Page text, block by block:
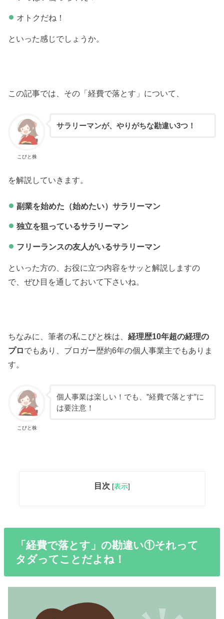
オトクだね！
といった感じでしょうか。
この記事では、その「経費で落とす」について、
こびと株
サラリーマンが、やりがちな勘違い3つ！
を解説していきます。
副業を始めた（始めたい）サラリーマン
独立を狙っているサラリーマン
フリーランスの友人がいるサラリーマン
といった方の、お役に立つ内容をサッと解説しますの
で、ぜひ目を通しておいて下さいね。
ちなみに、筆者の私こびと株は、経理歴10年超の経理の
プロでもあり、ブロガー歴約6年の個人事業主でもありま
す。
こびと株
個人事業は楽しい！でも、”経費で落とす”に
は要注意！
目次 [表示]
「経費で落とす」の勘違い①それって
タダってことだよね！